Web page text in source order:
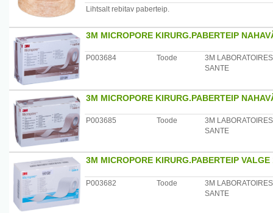
Lihtsalt rebitav paberteip.
3M MICROPORE KIRURG.PABERTEIP
P003684 Toode
3M LABORATOIRES
SANTE
3M MICROPORE KIRURG.PABERTEIP
P003685 Toode
3M LABORATOIRES
SANTE
3M MICROPORE KIRURG.PABERTEIP
P003682 Toode
3M LABORATOIRES
SANTE